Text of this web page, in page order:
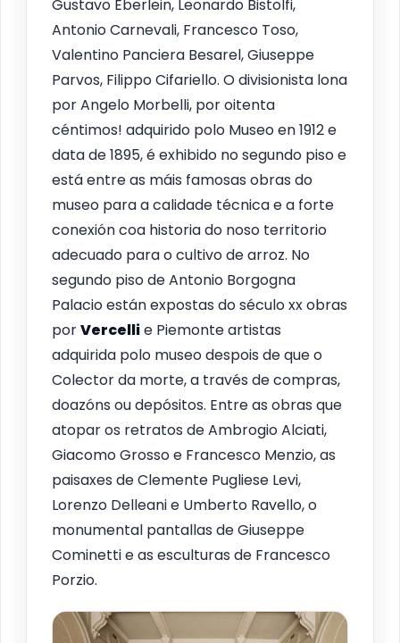
Gustavo Eberlein, Leonardo Bistolfi,
Antonio Carnevali, Francesco Toso,
Valentino Panciera Besarel, Giuseppe
Parvos, Filippo Cifariello. O divisionista lona
por Angelo Morbelli, por oitenta
céntimos! adquirido polo Museo en 1912 e
data de 1895, é exhibido no segundo piso e
está entre as máis famosas obras do
museo para a calidade técnica e a forte
conexión coa historia do noso territorio
adecuado para o cultivo de arroz. No
segundo piso de Antonio Borgogna
Palacio están expostas do século xx obras
porVercellie Piemonte artistas
adquirida polo museo despois de que o
Colector da morte, a través de compras,
doazóns ou depósitos. Entre as obras que
atopar os retratos de Ambrogio Alciati,
Giacomo Grosso e Francesco Menzio, as
paisaxes de Clemente Pugliese Levi,
Lorenzo Delleani e Umberto Ravello, o
monumental pantallas de Giuseppe
Cominetti e as esculturas de Francesco
Porzio.